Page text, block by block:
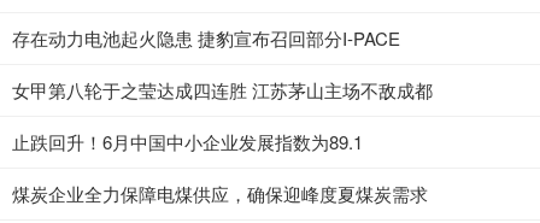
存在动力电池起火隐患 捷豹宣布召回部分I-PACE
女甲第八轮于之莹达成四连胜 江苏茅山主场不敌成都
止跌回升！6月中国中小企业发展指数为89.1
煤炭企业全力保障电煤供应，确保迎峰度夏煤炭需求